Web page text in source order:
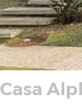
Casa